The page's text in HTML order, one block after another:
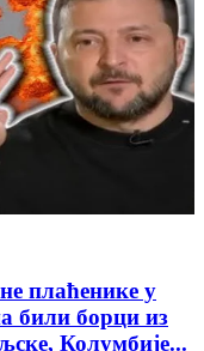
плаћенике у
били борци из
Колумбије...